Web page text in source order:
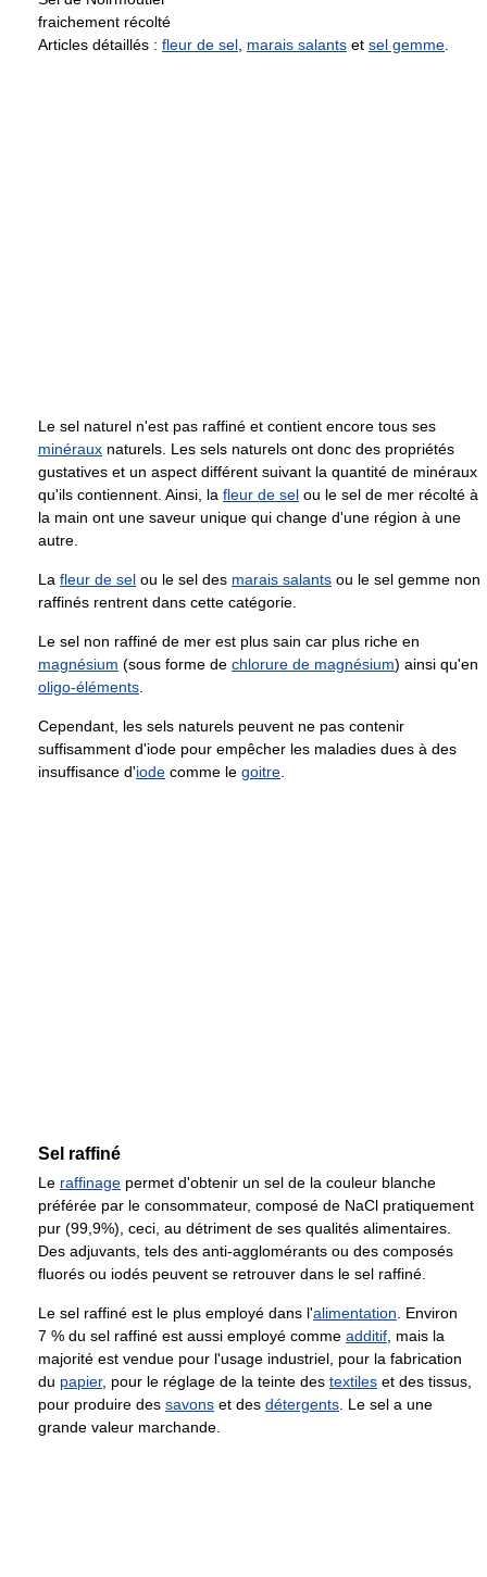
fraichement récolté
Articles détaillés : fleur de sel, marais salants et sel gemme.
Le sel naturel n'est pas raffiné et contient encore tous ses
minéraux naturels. Les sels naturels ont donc des propriétés
gustatives et un aspect différent suivant la quantité de minéraux
qu'ils contiennent. Ainsi, la fleur de sel ou le sel de mer récolté à
la main ont une saveur unique qui change d'une région à une
autre.
La fleur de sel ou le sel des marais salants ou le sel gemme non
raffinés rentrent dans cette catégorie.
Le sel non raffiné de mer est plus sain car plus riche en
magnésium (sous forme de chlorure de magnésium) ainsi qu'en
oligo-éléments.
Cependant, les sels naturels peuvent ne pas contenir
suffisamment d'iode pour empêcher les maladies dues à des
insuffisance d'iode comme le goitre.
Sel raffiné
Le raffinage permet d'obtenir un sel de la couleur blanche
préférée par le consommateur, composé de NaCl pratiquement
pur (99,9%), ceci, au détriment de ses qualités alimentaires.
Des adjuvants, tels des anti-agglomérants ou des composés
fluorés ou iodés peuvent se retrouver dans le sel raffiné.
Le sel raffiné est le plus employé dans l'alimentation. Environ
7 % du sel raffiné est aussi employé comme additif, mais la
majorité est vendue pour l'usage industriel, pour la fabrication
du papier, pour le réglage de la teinte des textiles et des tissus,
pour produire des savons et des détergents. Le sel a une
grande valeur marchande.